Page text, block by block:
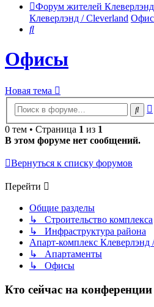
Форум жителей Клеверлэнд
Клеверлэнд / Cleverland
Поиск
Офисы
Новая тема
0 тем • Страница 1 из 1
В этом форуме нет сообщений.
Вернуться к списку форумов
Перейти
Общие разделы
↳ Строительство комплекса
↳ Инфраструктура района
Апарт-комплекс Клеверлэнд
↳ Апартаменты
↳ Офисы
Кто сейчас на конференции